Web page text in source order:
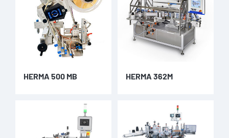
HERMA 500 MB HERMA 362M